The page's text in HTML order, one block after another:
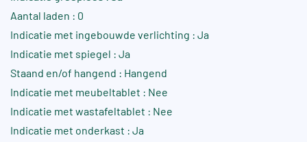
Aantal laden : 0
Indicatie met ingebouwde verlichting : Ja
Indicatie met spiegel : Ja
Staand en/of hangend : Hangend
Indicatie met meubeltablet : Nee
Indicatie met wastafeltablet : Nee
Indicatie met onderkast : Ja